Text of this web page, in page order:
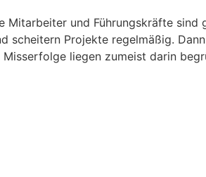
Mitarbeiter und Führungskräfte
scheitern Projekte regelmäßig.
liegen zumeist darin